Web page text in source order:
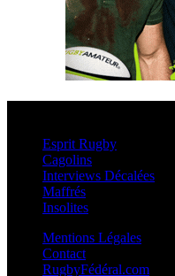
Esprit Rugby
Cagolins
Interviews Décalées
Maffrés
Insolites
Mentions Légales
Contact
RugbyFédéral.com